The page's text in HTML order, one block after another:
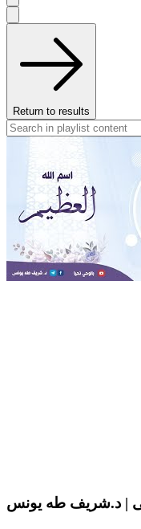
Return to results
| د.شريف طه يونس